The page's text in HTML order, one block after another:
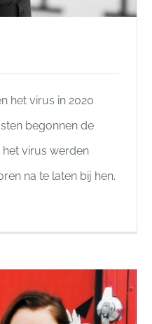
het virus in 2020
begonnen de
virus werden
na te laten bij hen.